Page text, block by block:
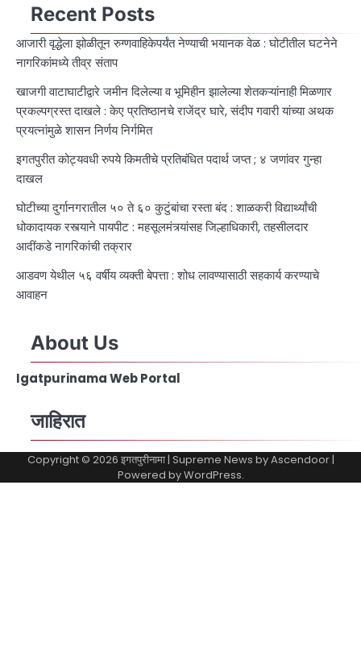
Recent Posts
आजारी वृद्धेला झोळीतून रुग्णवाहिकेपर्यंत नेण्याची भयानक वेळ : घोटीतील घटनेने
नागरिकांमध्ये तीव्र संताप
खाजगी वाटाघाटीद्वारे जमीन दिलेल्या व भूमिहीन झालेल्या शेतकऱ्यांनाही मिळणार
प्रकल्पग्रस्त दाखले : केए प्रतिष्ठानचे राजेंद्र घारे, संदीप गवारी यांच्या अथक
प्रयत्नांमुळे शासन निर्णय निर्गमित
इगतपुरीत कोट्यवधी रुपये किमतीचे प्रतिबंधित पदार्थ जप्त ; ४ जणांवर गुन्हा
दाखल
घोटीच्या दुर्गानगरातील ५० ते ६० कुटुंबांचा रस्ता बंद : शाळकरी विद्यार्थ्यांची
धोकादायक रस्त्याने पायपीट : महसूलमंत्र्यांसह जिल्हाधिकारी, तहसीलदार
आदींकडे नागरिकांची तक्रार
आडवण येथील ५६ वर्षीय व्यक्ती बेपत्ता : शोध लावण्यासाठी सहकार्य करण्याचे
आवाहन
About Us
Igatpurinama Web Portal
जाहिरात
Copyright © 2026 इगतपुरीनामा| Supreme News byAscendoor|
Powered byWordPress.